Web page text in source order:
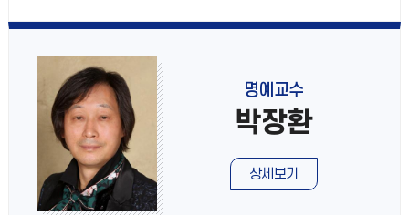
명예교수
박장환
상세보기